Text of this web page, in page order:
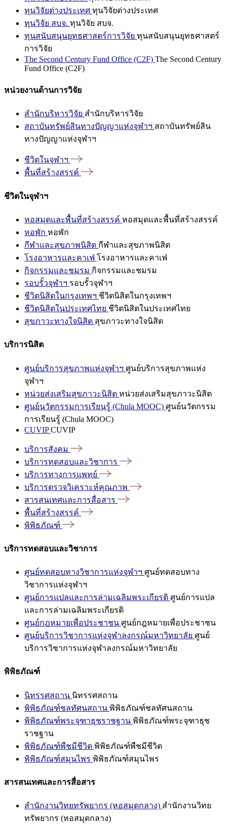
ทุนวิจัยต่างประเทศ ทุนวิจัยต่างประเทศ
ทุนวิจัย สบจ. ทุนวิจัย สบจ.
ทุนสนับสนุนยุทธศาสตร์การวิจัย ทุนสนับสนุนยุทธศาสตร์
การวิจัย
The Second Century Fund Office (C2F) The Second Century
Fund Office (C2F)
หน่วยงานด้านการวิจัย
สำนักบริหารวิจัย สำนักบริหารวิจัย
สถาบันทรัพย์สินทางปัญญาแห่งจุฬาฯ สถาบันทรัพย์สิน
ทางปัญญาแห่งจุฬาฯ
ชีวิตในจุฬาฯ
พื้นที่สร้างสรรค์
ชีวิตในจุฬาฯ
หอสมุดและพื้นที่สร้างสรรค์ หอสมุดและพื้นที่สร้างสรรค์
หอพัก หอพัก
กีฬาและสุขภาพนิสิต กีฬาและสุขภาพนิสิต
โรงอาหารและคาเฟ่ โรงอาหารและคาเฟ่
กิจกรรมและชมรม กิจกรรมและชมรม
รอบรั้วจุฬาฯ รอบรั้วจุฬาฯ
ชีวิตนิสิตในกรุงเทพฯ ชีวิตนิสิตในกรุงเทพฯ
ชีวิตนิสิตในประเทศไทย ชีวิตนิสิตในประเทศไทย
สุขภาวะทางใจนิสิต สุขภาวะทางใจนิสิต
บริการนิสิต
ศูนย์บริการสุขภาพแห่งจุฬาฯ ศูนย์บริการสุขภาพแห่ง
จุฬาฯ
หน่วยส่งเสริมสุขภาวะนิสิต หน่วยส่งเสริมสุขภาวะนิสิต
ศูนย์นวัตกรรมการเรียนรู้ (Chula MOOC) ศูนย์นวัตกรรม
การเรียนรู้ (Chula MOOC)
CUVIPCUVIP
บริการสังคม
บริการทดสอบและวิชาการ
บริการทางการแพทย์
บริการตรวจวิเคราะห์คุณภาพ
สารสนเทศและการสื่อสาร
พื้นที่สร้างสรรค์
พิพิธภัณฑ์
บริการทดสอบและวิชาการ
ศูนย์ทดสอบทางวิชาการแห่งจุฬาฯ ศูนย์ทดสอบทาง
วิชาการแห่งจุฬาฯ
ศูนย์การแปลและการล่ามเฉลิมพระเกียรติ ศูนย์การแปล
และการล่ามเฉลิมพระเกียรติ
ศูนย์กฎหมายเพื่อประชาชน ศูนย์กฎหมายเพื่อประชาชน
ศูนย์บริการวิชาการแห่งจุฬาลงกรณ์มหาวิทยาลัย ศูนย์
บริการวิชาการแห่งจุฬาลงกรณ์มหาวิทยาลัย
พิพิธภัณฑ์
นิทรรศสถาน นิทรรศสถาน
พิพิธภัณฑ์ชลทัศนสถาน พิพิธภัณฑ์ชลทัศนสถาน
พิพิธภัณฑ์พระจุฑาธุชราชฐาน พิพิธภัณฑ์พระจุฑาธุช
ราชฐาน
พิพิธภัณฑ์พืชมีชีวิต พิพิธภัณฑ์พืชมีชีวิต
พิพิธภัณฑ์สมุนไพร พิพิธภัณฑ์สมุนไพร
สารสนเทศและการสื่อสาร
สำนักงานวิทยทรัพยากร (หอสมุดกลาง) สำนักงานวิทย
ทรัพยากร (หอสมุดกลาง)